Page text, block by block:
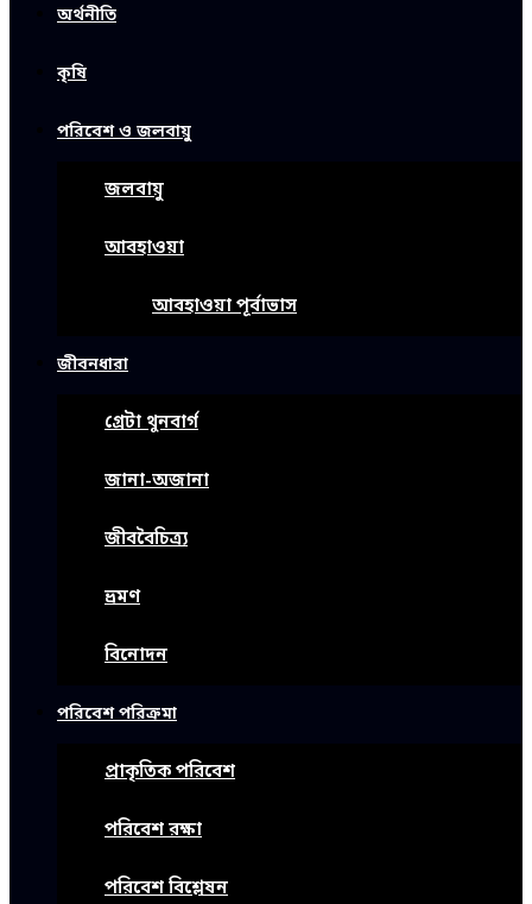
অর্থনীতি
কৃষি
পরিবেশ ও জলবায়ু
জলবায়ু
আবহাওয়া
আবহাওয়া পূর্বাভাস
জীবনধারা
গ্রেটা থুনবার্গ
জানা-অজানা
জীববৈচিত্র্য
ভ্রমণ
বিনোদন
পরিবেশ পরিক্রমা
প্রাকৃতিক পরিবেশ
পরিবেশ রক্ষা
পরিবেশ বিশ্লেষন